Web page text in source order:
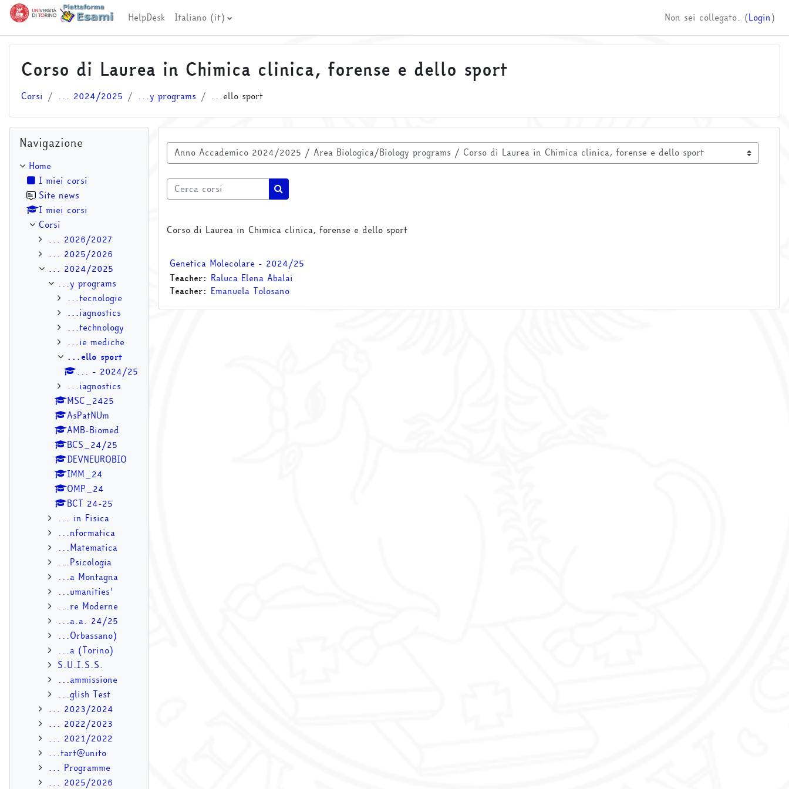
Vai al contenuto principale
HelpDesk
Italiano ‎(it)‎ Non sei collegato. (Login)
Corso di Laurea in Chimica clinica, forense e dello sport
Corsi ... 2024/2025 ...y programs ...ello sport
Categorie di corso
Cerca corsi
Cerca corsi
Corso di Laurea in Chimica clinica, forense e dello sport
Genetica Molecolare - 2024/25
Teacher: Raluca Elena Abalai
Teacher: Emanuela Tolosano
Navigazione
Home
I miei corsi
Site news
I miei corsi
Corsi
... 2026/2027
... 2025/2026
... 2024/2025
...y programs
...tecnologie
...iagnostics
...technology
...ie mediche
...ello sport
... - 2024/25
...iagnostics
MSC_2425
AsPatNUm
AMB-Biomed
BCS_24/25
DEVNEUROBIO
IMM_24
OMP_24
BCT 24-25
... in Fisica
...nformatica
...Matematica
...Psicologia
...a Montagna
...umanities'
...re Moderne
...a.a. 24/25
...Orbassano)
...a (Torino)
S.U.I.S.S.
...ammissione
...glish Test
... 2023/2024
... 2022/2023
... 2021/2022
...tart@unito
... Programme
... 2025/2026